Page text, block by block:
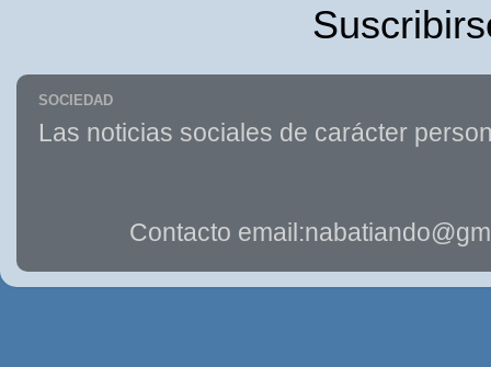
SOCIEDAD
Las noticias sociales de carácter
Contacto